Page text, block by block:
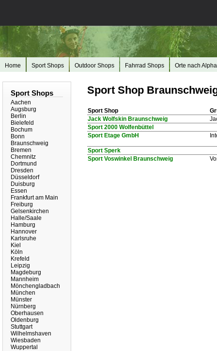
Home Sport Shops Outdoor Shops Fahrrad Shops Orte nach
Sport Shops
Aachen
Augsburg
Berlin
Bielefeld
Bochum
Bonn
Braunschweig
Bremen
Chemnitz
Dortmund
Dresden
Düsseldorf
Duisburg
Essen
Frankfurt am Main
Freiburg
Gelsenkirchen
Halle/Saale
Hamburg
Hannover
Karlsruhe
Kiel
Köln
Krefeld
Leipzig
Magdeburg
Mannheim
Mönchengladbach
München
Münster
Nürnberg
Oberhausen
Oldenburg
Stuttgart
Wilhelmshaven
Wiesbaden
Wuppertal
Sport Shop
Sport Shop
Jack Wolfskin Braunschweig
Sport 2000 Wolfenbüttel
Sport Etage GmbH
Sport Sperk
Sport Voswinkel Braunschweig